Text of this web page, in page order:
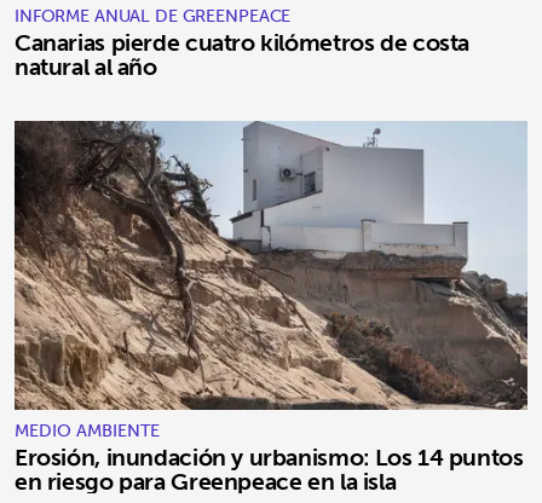
INFORME ANUAL DE GREENPEACE
Canarias pierde cuatro kilómetros de costa
natural al año
MEDIO AMBIENTE
Erosión, inundación y urbanismo: Los 14 puntos
en riesgo para Greenpeace en la isla